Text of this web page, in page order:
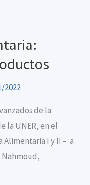
2022
de la
la UNER, en el
Alimentaria I y II – a
Nahmoud,